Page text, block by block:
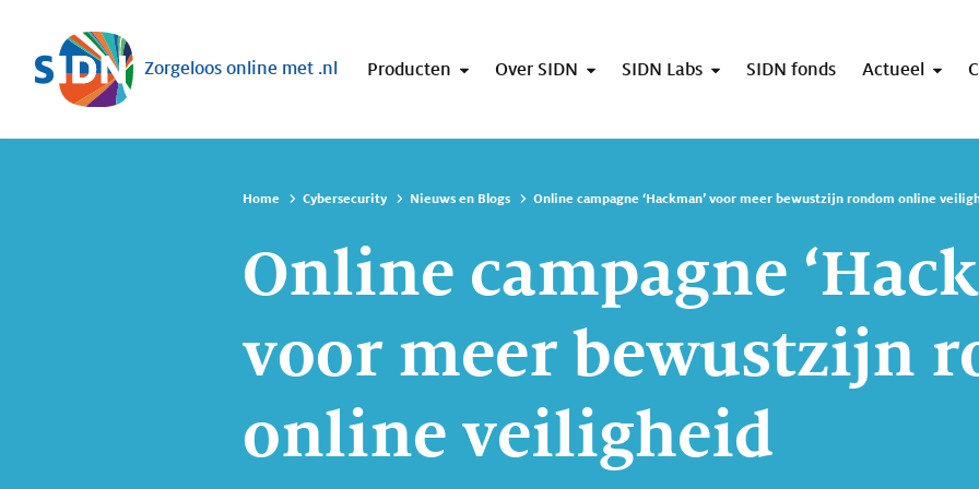
Sla navigatie over
Zorgeloos online met .nl Producten Over SIDN SIDN Labs SIDN fonds Actueel
Home Cybersecurity Nieuws en Blogs Online campagne ‘Hackman’ voor meer bewustzijn rondom online
Online campagne
voor meer bewustzijn
online veiligheid